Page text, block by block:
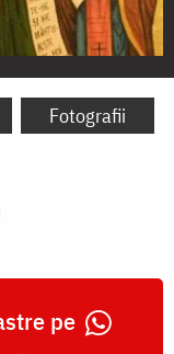
Fotografii
pe